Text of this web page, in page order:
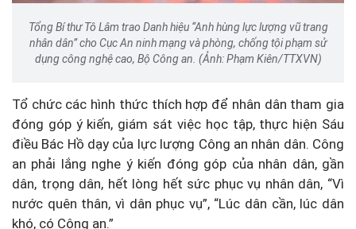
Tổng Bí thư Tô Lâm trao Danh hiệu “Anh hùng lực lượng vũ trang
nhân dân” cho Cục An ninh mạng và phòng, chống tội phạm sử
dụng công nghệ cao, Bộ Công an. (Ảnh: Phạm Kiên/TTXVN)
Tổ chức các hình thức thích hợp để nhân dân tham gia
đóng góp ý kiến, giám sát việc học tập, thực hiện Sáu
điều Bác Hồ dạy của lực lượng Công an nhân dân. Công
an phải lắng nghe ý kiến đóng góp của nhân dân, gần
dân, trọng dân, hết lòng hết sức phục vụ nhân dân, “Vì
nước quên thân, vì dân phục vụ”, “Lúc dân cần, lúc dân
khó, có Công an.”